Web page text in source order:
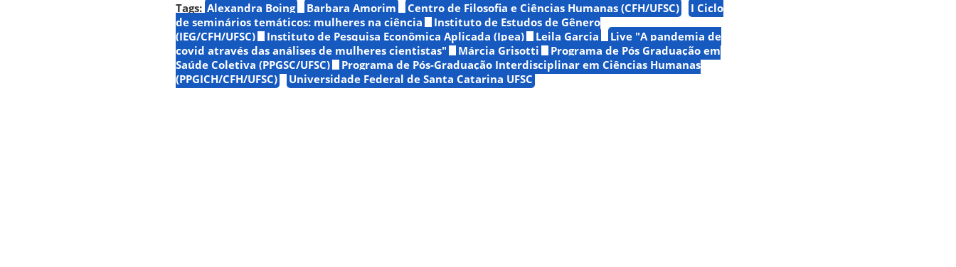
Tags: Alexandra Boing Barbara Amorim Centro de Filosofia e Ciências Humanas (CFH/UFSC)
I Ciclo
de seminários temáticos: mulheres na ciência
Instituto de Estudos de Gênero
(IEG/CFH/UFSC)
Instituto de Pesquisa Econômica Aplicada (Ipea) Leila Garcia
Live "A pandemia de
covid através das análises de mulheres cientistas"
Márcia Grisotti
Programa de Pós Graduação em
Saúde Coletiva (PPGSC/UFSC)
Programa de Pós-Graduação Interdisciplinar em Ciências Humanas
(PPGICH/CFH/UFSC)
Universidade Federal de Santa Catarina UFSC